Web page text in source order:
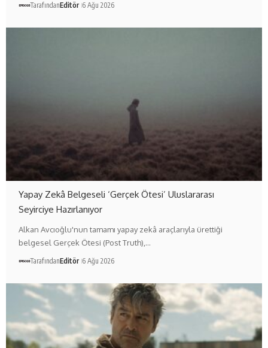
TarafındanEditör 6 Ağu 2026
Yapay Zekâ Belgeseli ‘Gerçek Ötesi’ Uluslararası
Seyirciye Hazırlanıyor
Alkan Avcıoğlu'nun tamamı yapay zekâ araçlarıyla ürettiği
belgesel Gerçek Ötesi (Post Truth),…
TarafındanEditör 6 Ağu 2026